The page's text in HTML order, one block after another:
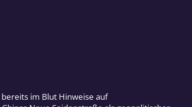
bereits im Blut Hinweise auf